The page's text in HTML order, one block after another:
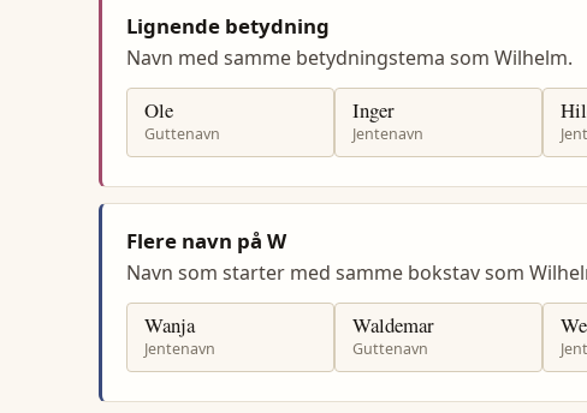
Lignende betydning
Navn med samme betydningstema som Wilhelm.
Ole
Guttenavn
Inger
Jentenavn
Flere navn på W
Navn som starter med samme bokstav som
Wanja
Jentenavn
Waldemar
Guttenavn